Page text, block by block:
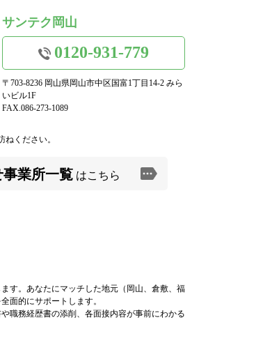
サンテク岡山
0120-931-779
〒703-8236 岡山県岡山市中区国富1丁目14-2 みら
いビル1F
FAX.086-273-1089
ください。
事業所一覧 はこちら
す。あなたにマッチした地元（岡山、倉敷、福
面的にサポートします。
職務経歴書の添削、各面接内容が事前にわかる